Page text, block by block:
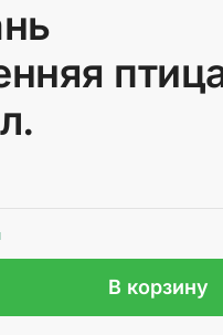
В корзину